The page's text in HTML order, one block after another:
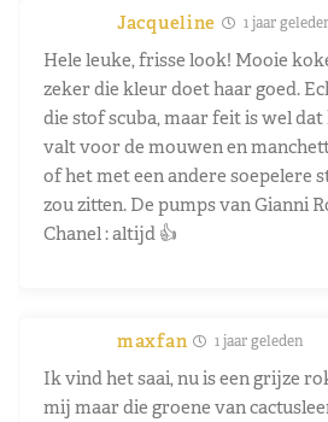
Jacqueline 1 jaar
Hele leuke, frisse look! Mooie
zeker die kleur doet haar goed.
die stof scuba, maar feit is wel
valt voor de mouwen en
of het met een andere soepelere
zou zitten. De pumps van Gianni
Chanel : altijd 👍
maxfan 1 jaar geleden
Ik vind het saai, nu is een grijze
mij maar die groene van